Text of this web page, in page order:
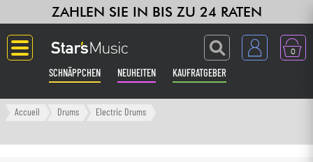
ZAHLEN SIE IN BIS ZU 24 RATEN
0
SCHNÄPPCHEN NEUHEITEN KAUFRATGEBER
Langue
Accueil Drums Electric Drums